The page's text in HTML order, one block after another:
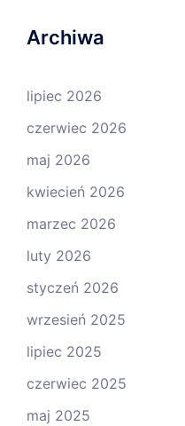
Archiwa
lipiec 2026
czerwiec 2026
maj 2026
kwiecień 2026
marzec 2026
luty 2026
styczeń 2026
wrzesień 2025
lipiec 2025
czerwiec 2025
maj 2025